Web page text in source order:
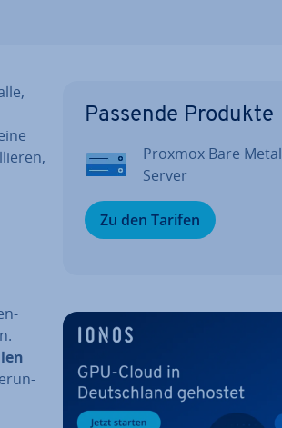
Passende Produkte
Proxmox Bare Metal
Server
Zu den Tarifen